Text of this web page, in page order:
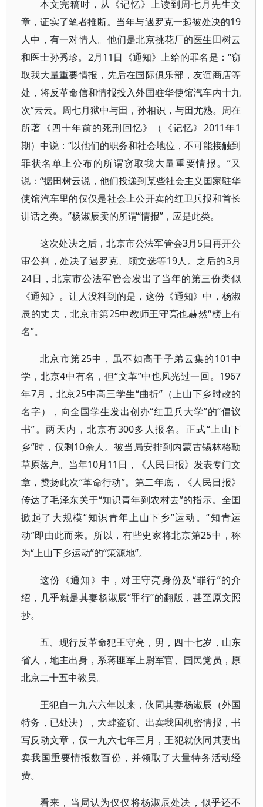
本文完稿时，从《记忆》上读到周七月先生文
章，证实了笔者推断。当年与遇罗克一起被处决的19
人中，有一对情人。他们是北京挑花厂的医生田树云
和医士孙秀珍。2月11日《通知》上给的罪名是：“窃
取我大量重要情报，先后在国际俱乐部，友谊商店等
处，将反革命信和情报投入外囯驻华使馆汽车内十九
次”云云。周七月狱中与田，孙相识，与田尤熟。周在
所著《四十年前的死刑回忆》（《记忆》2011年1
期）中说：“以他们的职务和社会地位，不可能接触到
罪状名单上公布的所谓窃取我大量重要情报。”又
说：“据田树云说，他们投递到某些社会主义囯家驻华
使馆汽车里的仅仅是社会上公开卖的红卫兵报和首长
讲话之类。”杨淑辰卖的所谓“情报”，应是此类。
这次处决之后，北京市公法军管会3月5日再开公
审公判，处决了遇罗克、顾文选等19人。之后的3月
24日，北京市公法军管会发出了当年的第三份类似
《通知》。让人没料到的是，这份《通知》中，杨淑
辰的丈夫，北京市第25中教师王守亮也赫然“榜上有
名”。
北京市第25中，虽不如高干子弟云集的101中
学，北京4中有名，但“文革”中也风光过一回。1967
年7月，北京25中高三学生“曲折”（上山下乡时改的
名字），向全国学生发出创办“红卫兵大学”的“倡议
书”。两天内，北京有300多人报名。正式“上山下
乡”时，仅剩10余人。被当局安排到内蒙古锡林格勒
草原落户。当年10月11日，《人民日报》发表专门文
章，赞扬此次“革命行动”。第二年底，《人民日报》
传达了毛泽东关于“知识青年到农村去”的指示。全囯
掀起了大规模“知识青年上山下乡”运动。“知青运
动”即由此而来。所以，有些史家将北京第25中，称
为“上山下乡运动”的“策源地”。
这份《通知》中，对王守亮身份及“罪行”的介
绍，几乎就是其妻杨淑辰“罪行”的翻版，甚至原文照
抄。
五、现行反革命犯王守亮，男，四十七岁，山东
省人，地主出身，系蒋匪军上尉军官、国民党员，原
北京二十五中教员。
王犯自一九六六年以来，伙同其妻杨淑辰（外国
特务，已处决），大肆盗窃、出卖我国机密情报，书
写反动文章，仅一九六七年三月，王犯就伙同其妻出
卖我国重要情报数百份，并领取了大量特务活动经
费。
看来，当局认为仅仅将杨淑辰处决，似乎还不